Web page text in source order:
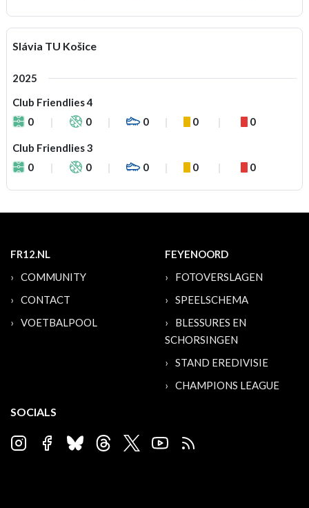
Slávia TU Košice
2025
Club Friendlies 4
0
0 0 0 0
Club Friendlies 3
0
0 0 0 0
FR12.NL
COMMUNITY
CONTACT
VOETBALPOOL
FEYENOORD
FOTOVERSLAGEN
SPEELSCHEMA
BLESSURES EN
SCHORSINGEN
STAND EREDIVISIE
CHAMPIONS LEAGUE
SOCIALS